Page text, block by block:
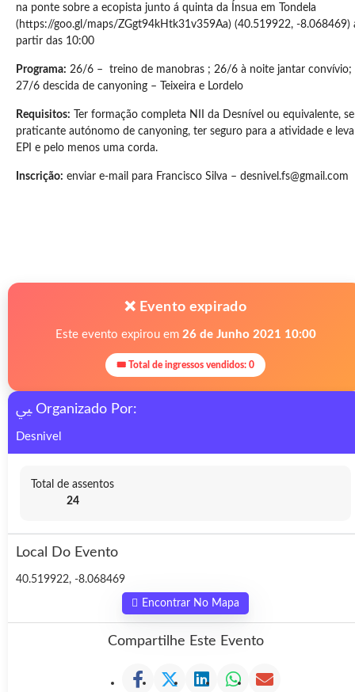
na ponte sobre a ecopista junto á quinta da Ínsua em Tondela
(https://goo.gl/maps/ZGgt94kHtk31v359Aa) (40.519922, -8.068469)
partir das 10:00
Programa: 26/6 – treino de manobras ; 26/6 à noite jantar convívio;
27/6 descida de canyoning – Teixeira e Lordelo
Requisitos: Ter formação completa NII da Desnível ou equivalente,
praticante autónomo de canyoning, ter seguro para a atividade e
EPI e pelo menos uma corda.
Inscrição: enviar e-mail para Francisco Silva – desnivel.fs@gmail.com
❌ Evento expirado
Este evento expirou em 26 de Junho 2021 10:00
🎟 Total de ingressos vendidos: 0
Organizado Por:
Desnivel
Total de assentos
24
Local Do Evento
40.519922, -8.068469
Encontrar No Mapa
Compartilhe Este Evento